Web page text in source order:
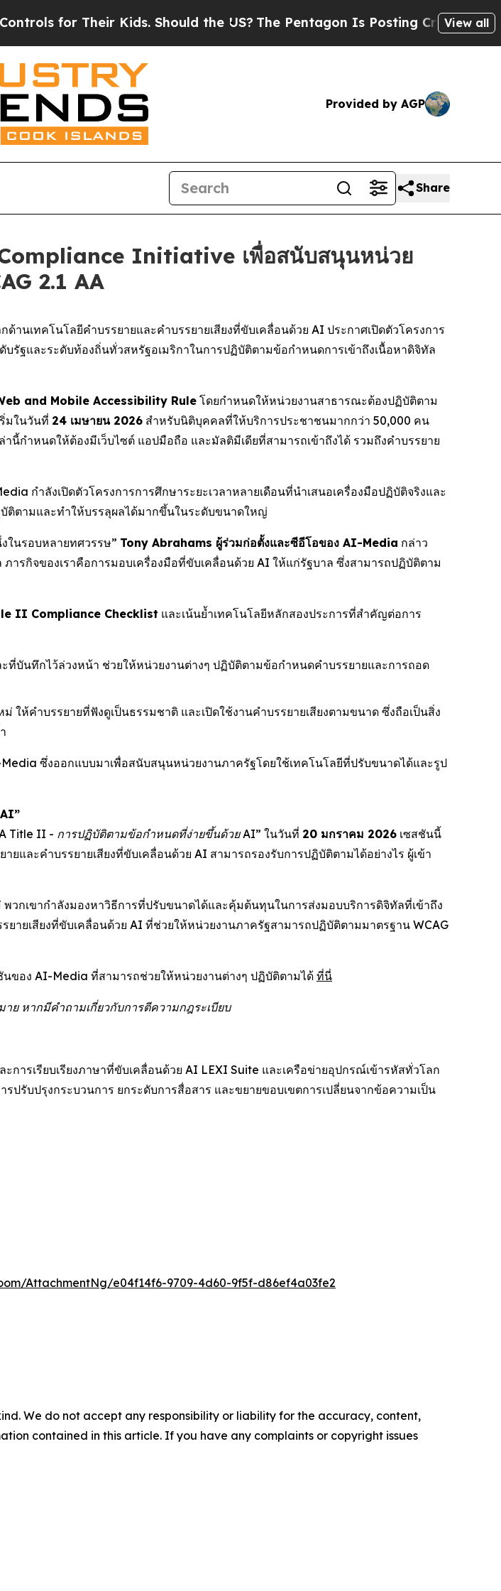
Their Kids. Should the US? The Pentagon Is Posting Cryptic BiblicalView all
Provided by AGP
Share
Initiative เพื่อสนับสนุนหน่วย
2.1 AA
านเทคโนโลยีคำบรรยายและคำบรรยายเสียงที่ขับเคลื่อนด้วย AI ประกาศเปิดตัวโครงการ
ฐและระดับท้องถิ่นทั่วสหรัฐอเมริกาในการปฏิบัติตามข้อกำหนดการเข้าถึงเนื้อหาดิจิทัล
and Mobile Accessibility Ruleโดยกำหนดให้หน่วยงานสาธารณะต้องปฏิบัติตาม
มในวันที่ 24 เมษายน 2026 สำหรับนิติบุคคลที่ให้บริการประชาชนมากกว่า 50,000 คน
นี้กำหนดให้ต้องมีเว็บไซต์ แอปมือถือ และมัลติมีเดียที่สามารถเข้าถึงได้ รวมถึงคำบรรยาย
กำลังเปิดตัวโครงการการศึกษาระยะเวลาหลายเดือนที่นำเสนอเครื่องมือปฏิบัติจริงและ
ติตามและทำให้บรรลุผลได้มากขึ้นในระดับขนาดใหญ่
ในรอบหลายทศวรรษ” Tony Abrahams ผู้ร่วมก่อตั้งและซีอีโอของ AI-Media กล่าว
รกิจของเราคือการมอบเครื่องมือที่ขับเคลื่อนด้วย AI ให้แก่รัฐบาล ซึ่งสามารถปฏิบัติตาม
II Compliance Checklist และเน้นย้ำเทคโนโลยีหลักสองประการที่สำคัญต่อการ
ที่บันทึกไว้ล่วงหน้า ช่วยให้หน่วยงานต่างๆ ปฏิบัติตามข้อกำหนดคำบรรยายและการถอด
ให้คำบรรยายที่ฟังดูเป็นธรรมชาติ และเปิดใช้งานคำบรรยายเสียงตามขนาด ซึ่งถือเป็นสิ่ง
ซึ่งออกแบบมาเพื่อสนับสนุนหน่วยงานภาครัฐโดยใช้เทคโนโลยีที่ปรับขนาดได้และรูป
Title II - การปฏิบัติตามข้อกำหนดที่ง่ายขึ้นด้วย AI” ในวันที่ 20 มกราคม 2026 เซสชันนี้
ยและคำบรรยายเสียงที่ขับเคลื่อนด้วย AI สามารถรองรับการปฏิบัติตามได้อย่างไร ผู้เข้า
กเขากำลังมองหาวิธีการที่ปรับขนาดได้และคุ้มต้นทุนในการส่งมอบบริการดิจิทัลที่เข้าถึง
ายเสียงที่ขับเคลื่อนด้วย AI ที่ช่วยให้หน่วยงานภาครัฐสามารถปฏิบัติตามมาตรฐาน WCAG
นของ AI-Media ที่สามารถช่วยให้หน่วยงานต่างๆ ปฏิบัติตามได้ที่นี่
ย หากมีคำถามเกี่ยวกับการตีความกฎระเบียบ
การเรียบเรียงภาษาที่ขับเคลื่อนด้วย AI LEXI Suite และเครือข่ายอุปกรณ์เข้ารหัสทั่วโลก
รับปรุงกระบวนการ ยกระดับการสื่อสาร และขยายขอบเขตการเปลี่ยนจากข้อความเป็น
AttachmentNg/e04f14f6-9709-4d60-9f5f-d86ef4a03fe2
We do not accept any responsibility or liability for the accuracy, content,
contained in this article. If you have any complaints or copyright issues